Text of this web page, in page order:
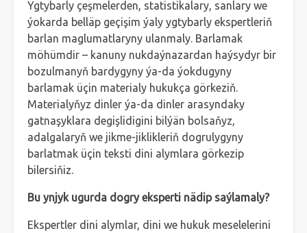
Ygtybarly çeşmelerden, statistikalary, sanlary we
ýokarda belläp geçişim ýaly ygtybarly ekspertleriň
barlan maglumatlaryny ulanmaly. Barlamak
möhümdir – kanuny nukdaýnazardan haýsydyr bir
bozulmanyň bardygyny ýa-da ýokdugyny
barlamak üçin materialy hukukça görkeziň.
Materialyňyz dinler ýa-da dinler arasyndaky
gatnaşyklara degişlidigini bilýän bolsaňyz,
adalgalaryň we jikme-jiklikleriň dogrulygyny
barlatmak üçin teksti dini alymlara görkezip
bilersiňiz.
Bu ynjyk ugurda dogry eksperti nädip saýlamaly?
Ekspertler dini alymlar, dini we hukuk meselelerini